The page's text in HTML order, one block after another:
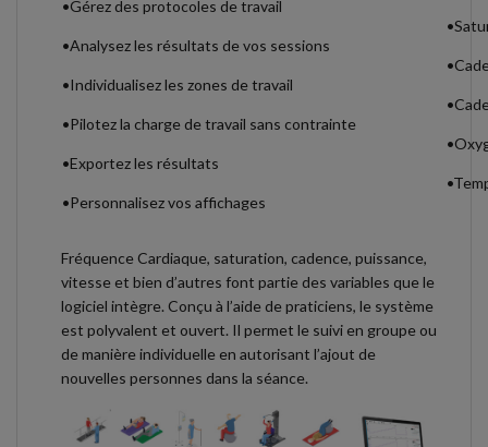
•Gérez des protocoles de travail
•Analysez les résultats de vos sessions
•Individualisez les zones de travail
•Pilotez la charge de travail sans contrainte
•Exportez les résultats
•Personnalisez vos affichages
Fréquence Cardiaque, saturation, cadence, puissance,
vitesse et bien d’autres font partie des variables que le
logiciel intègre. Conçu à l’aide de praticiens, le système
est polyvalent et ouvert. Il permet le suivi en groupe ou
de manière individuelle en autorisant l’ajout de
nouvelles personnes dans la séance.